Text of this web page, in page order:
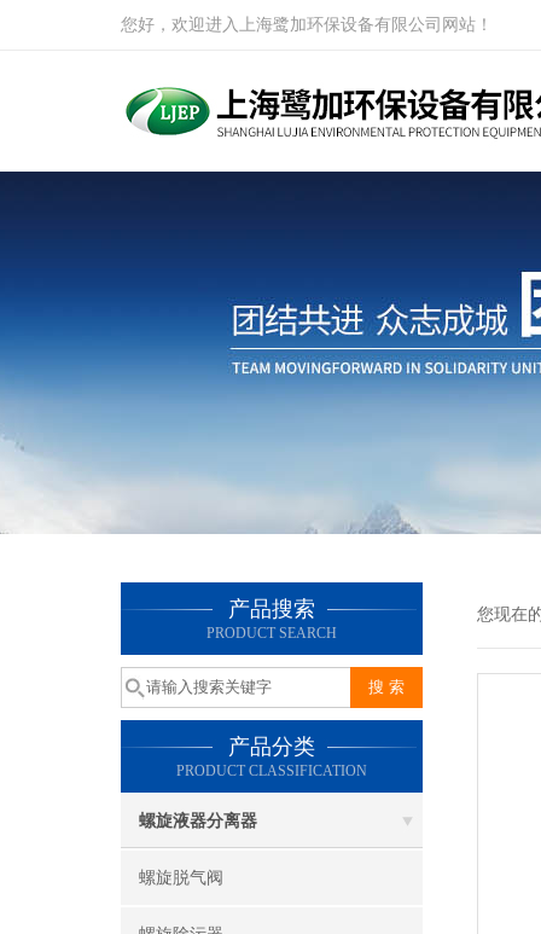
您好，欢迎进入上海鹭加环保设备有限公司网站！
产品搜索
PRODUCT SEARCH
产品分类
PRODUCT CLASSIFICATION
螺旋液器分离器
螺旋脱气阀
您现在